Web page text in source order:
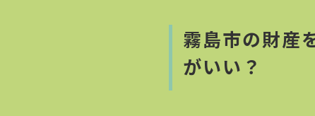
霧島市の財産
がいい？